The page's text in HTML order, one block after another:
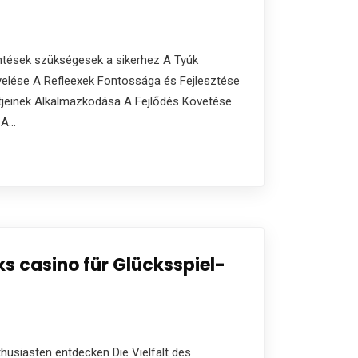
szükségesek a sikerhez A Tyúk
A Refleexek Fontossága és Fejlesztése
Alkalmazkodása A Fejlődés Követése
casino für Glücksspiel-
entdecken Die Vielfalt des